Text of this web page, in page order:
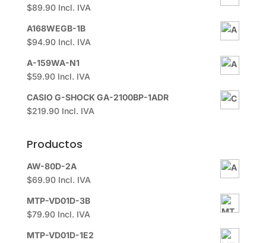
$89.90 Incl. IVA
A168WEGB-1B
$94.90 Incl. IVA
A-159WA-N1
$59.90 Incl. IVA
CASIO G-SHOCK GA-2100BP-1ADR
$219.90 Incl. IVA
Productos
AW-80D-2A
$69.90 Incl. IVA
MTP-VD01D-3B
$79.90 Incl. IVA
MTP-VD01D-1E2